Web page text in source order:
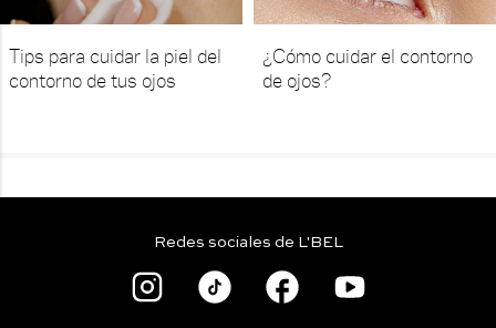
Tips para cuidar la piel del
contorno de tus ojos
¿Cómo cuidar el contorno
de ojos?
Redes sociales de L'BEL